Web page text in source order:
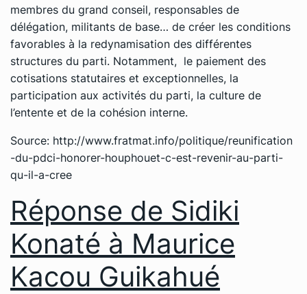
membres du grand conseil, responsables de
délégation, militants de base… de créer les conditions
favorables à la redynamisation des différentes
structures du parti. Notamment, le paiement des
cotisations statutaires et exceptionnelles, la
participation aux activités du parti, la culture de
l’entente et de la cohésion interne.
Source: http://www.fratmat.info/politique/reunification
-du-pdci-honorer-houphouet-c-est-revenir-au-parti-
qu-il-a-cree
Réponse de Sidiki
Konaté à Maurice
Kacou Guikahué